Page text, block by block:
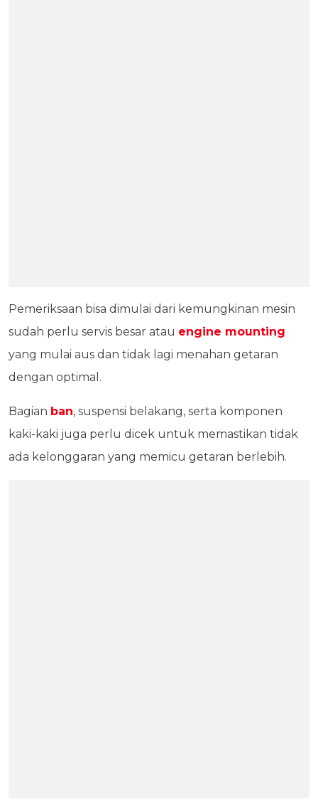
Pemeriksaan bisa dimulai dari kemungkinan mesin
sudah perlu servis besar atau engine mounting
yang mulai aus dan tidak lagi menahan getaran
dengan optimal.
Bagian ban, suspensi belakang, serta komponen
kaki-kaki juga perlu dicek untuk memastikan tidak
ada kelonggaran yang memicu getaran berlebih.